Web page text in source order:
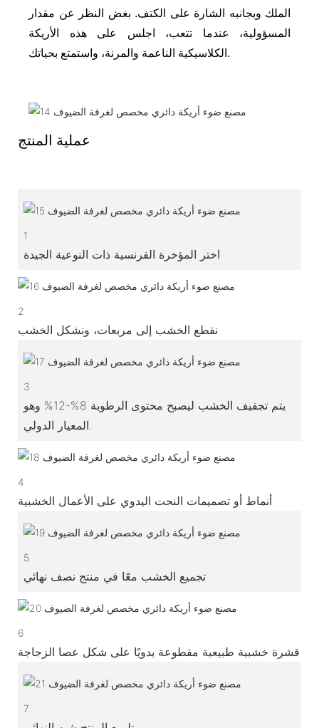
الملك وبجانبه الشارة على الكتف. بغض النظر عن مقدار
المسؤولية، عندما تتعب، اجلس على هذه الأريكة
الكلاسيكية الناعمة والمرنة، واستمتع بحياتك.
عملية المنتج
1
اختر المؤخرة الفرنسية ذات النوعية الجيدة
2
نقطع الخشب إلى مربعات، ونشكل الخشب
3
يتم تجفيف الخشب ليصبح محتوى الرطوبة 8%-12% وهو
4
أنماط أو تصميمات النحت اليدوي على الأعمال الخشبية
5
تجميع الخشب معًا في منتج نصف نهائي
6
قشرة خشبية طبيعية مقطوعة يدويًا على شكل عصا الزجاجة
7